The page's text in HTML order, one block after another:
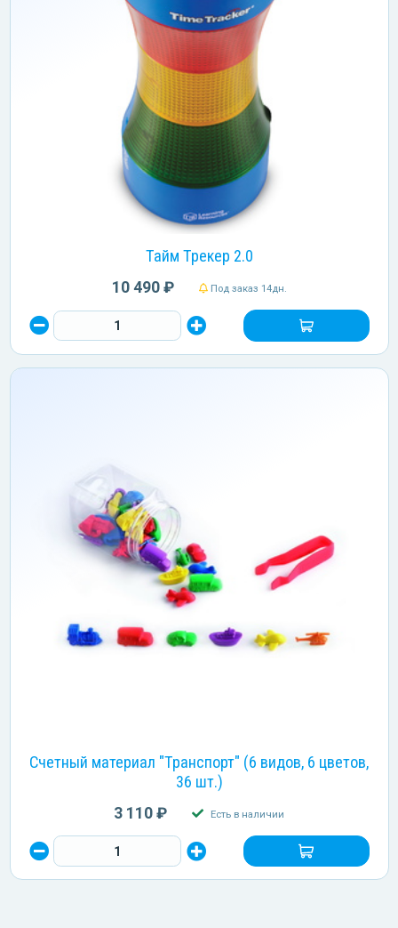
Тайм Трекер 2.0
10 490 ₽ Под заказ 14дн.
Счетный материал "Транспорт" (6 видов, 6 цветов,
36 шт.)
3 110 ₽ Есть в наличии